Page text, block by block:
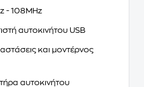
- 108MHz
αυτοκινήτου USB
και μοντέρνος
αυτοκινήτου